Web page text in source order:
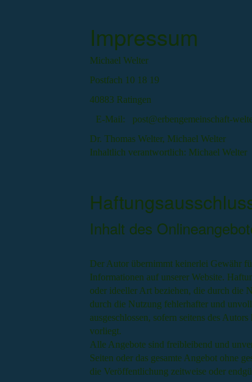
Impressum
Michael Welter
Postfach 10 18 19
40883 Ratingen
E-Mail: post@erbengemeinschaft-
Dr. Thomas Welter, Michael Welter
Inhaltlich verantwortlich: Michael Welter
Inhalt des
Der Autor übernimmt keinerlei Gewähr
Informationen auf unserer Website.
oder ideeller Art beziehen, die durch die
durch die Nutzung fehlerhafter und
ausgeschlossen, sofern seitens des
vorliegt.
Alle Angebote sind freibleibend und
Seiten oder das gesamte Angebot ohne
die Veröffentlichung zeitweise oder